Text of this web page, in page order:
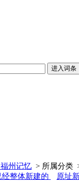
州记忆 > 所属分类
经整体新建的
原址